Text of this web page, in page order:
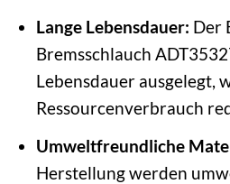
Lange Lebensdauer: Der
Bremsschlauch
Lebensdauer ausgelegt,
Ressourcenverbrauch
Umweltfreundliche
Herstellung werden